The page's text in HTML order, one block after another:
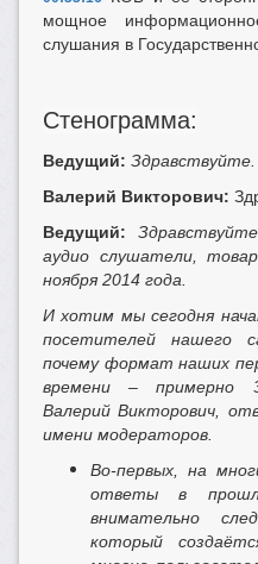
мощное
слушания в
Стенограмма:
Ведущий:
Валерий Викторович:
Ведущий:
аудио слушатели,
ноября 2014 года.
И хотим мы сегодня
посетителей нашего
почему формат наших
времени – примерно
Валерий Викторович,
имени модераторов.
Во-первых, на
ответы в
внимательно
который